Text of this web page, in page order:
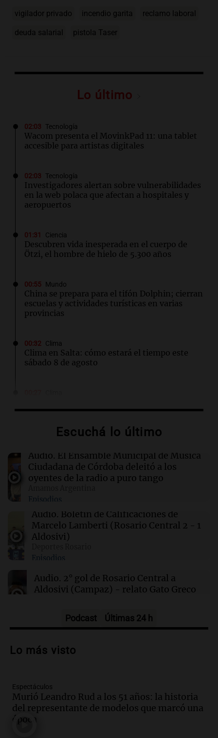
vigilador privado incendio garita reclamo laboral
deuda salarial pistola Taser
Lo último
02:03 Tecnología
Wacom presenta el MovinkPad 11: una tablet
accesible para artistas digitales
02:03 Tecnología
Investigadores alertan sobre vulnerabilidades
en la web polaca que afectan a hospitales y
aeropuertos
01:31 Ciencia
Descubren vida inesperada en el cuerpo de
Ötzi, el hombre de hielo de 5.300 años
00:55 Mundo
China se prepara para el tifón Dolphin; cierran
escuelas y actividades turísticas en varias
provincias
00:32 Clima
Clima en Salta: cómo estará el tiempo este
sábado 8 de agosto
este sábado 8 de agosto
Clima en Mendoza: cómo estará el tiempo
este sábado 8 de agosto
Clima en Santa Fe: cómo estará el tiempo este
sábado 8 de agosto
00:11 Clima
sábado 8 de agosto
Escuchá lo último
Audio. El Ensamble Municipal de Música
Ciudadana de Córdoba deleitó a los
oyentes de la radio a puro tango
Episodios
Audio. Boletín de Calificaciones de
Marcelo Lamberti (Rosario Central 2 - 1
Aldosivi)
Episodios
Audio. 2° gol de Rosario Central a
Aldosivi (Campaz) - relato Gato Greco
Audio.Nuevo desarrollo urbano y casa
en Villa María
Audio.
la Bulaya abrirá sus puertas mañana con
diversas actividades y sorpresas
Panorama Federal
Podcast Últimas 24 h
Lo más visto
Espectáculos
Murió Leandro Rud a los 51 años: la historia
del representante de modelos que marcó una
época